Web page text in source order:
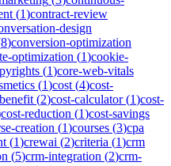
(1)contract-review
design
8)conversion-optimization
optimization (1)cookie-
(1)core-web-vitals
(1)cost (4)cost-
(2)cost-calculator(1)cost-
cost-reduction (1)cost-savings
creation (1)courses (3)cpa
(1)crewai (2)criteria (1)crm
(5)crm-integration (2)crm-